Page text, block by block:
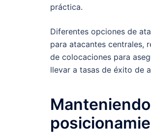
práctica.
Diferentes opciones de
para atacantes centrales,
de colocaciones para
llevar a tasas de éxito de